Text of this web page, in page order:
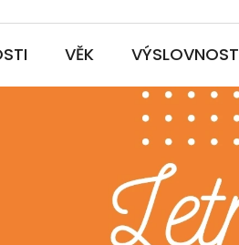
VĚK VÝSLOVNOST